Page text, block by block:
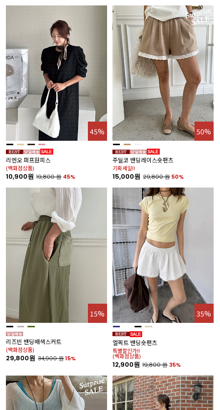
45%
리엔오 퍼프원피스
(백화점상품)
10,900원 19,800원 45%
50%
주딜코 밴딩레이스숏팬츠
기획세일!!
15,000원 29,800원 50%
15%
리즈빈 밴딩배색스커트
(백화점상품)
29,800원 34,900원15%
35%
엘픽트 밴딩숏팬츠
특별할인가!!
(백화점상품)
12,900원 19,800원 35%